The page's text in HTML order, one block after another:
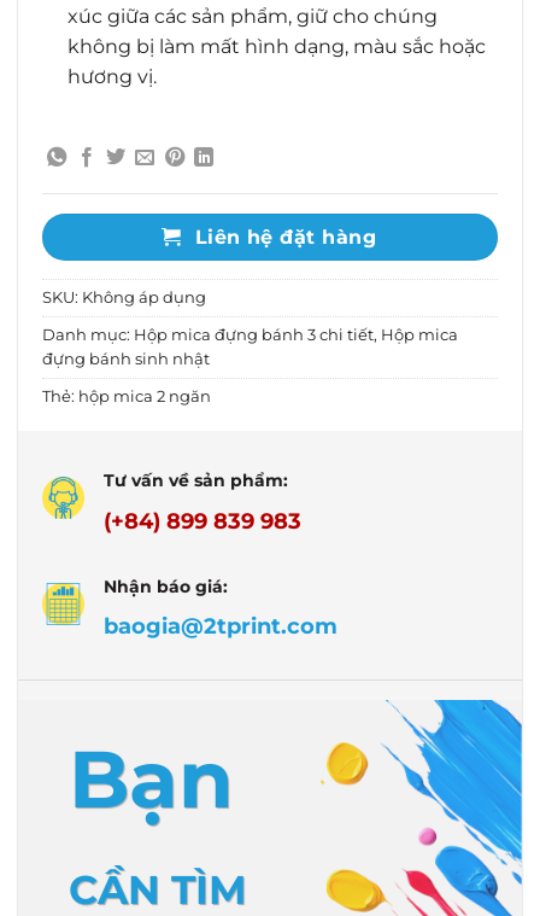
xúc giữa các sản phẩm, giữ cho chúng
không bị làm mất hình dạng, màu sắc hoặc
hương vị.
Liên hệ đặt hàng
SKU: Không áp dụng
Danh mục: Hộp mica đựng bánh 3 chi tiết, Hộp mica
đựng bánh sinh nhật
Thẻ: hộp mica 2 ngăn
Tư vấn về sản phẩm:
(+84) 899 839 983
Nhận báo giá:
baogia@2tprint.com
Bạn
CẦN TÌM